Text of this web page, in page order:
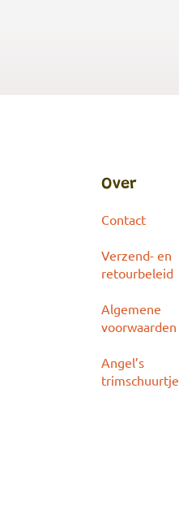
Over
Contact
Verzend- en
retourbeleid
Algemene
voorwaarden
Angel’s
trimschuurtje